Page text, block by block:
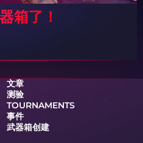
箱了！
文章
测验
TOURNAMENTS
事件
武器箱创建